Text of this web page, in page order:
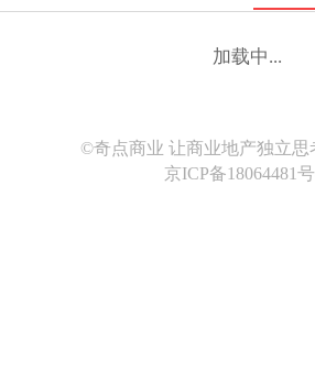
加载中...
©奇点商业 让商业地产独立思
京ICP备18064481号